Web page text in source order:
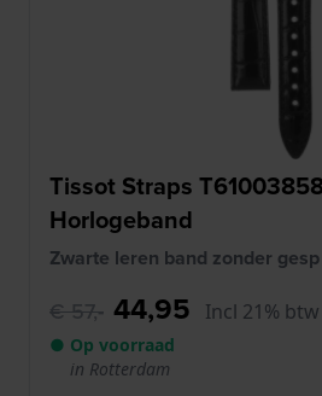
Tissot Straps
Horlogeband
Zwarte leren band zonder gesp
€ 57,- 44,95 Incl 21% btw
● Op voorraad
in Rotterdam